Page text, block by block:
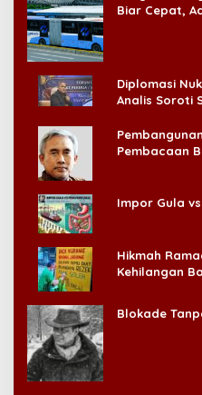
Biar Cepat,
Diplomasi
Analis Soroti
Pembacaan
Impor Gula
Hikmah
Kehilangan
Blokade